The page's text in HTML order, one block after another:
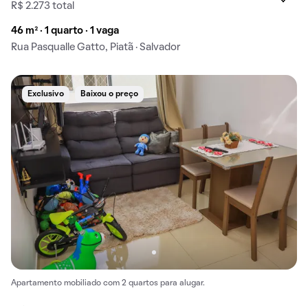
R$ 2.273 total
46 m² · 1 quarto · 1 vaga
Rua Pasqualle Gatto, Piatã · Salvador
Exclusivo Baixou o preço
Apartamento mobiliado com 2 quartos para alugar.